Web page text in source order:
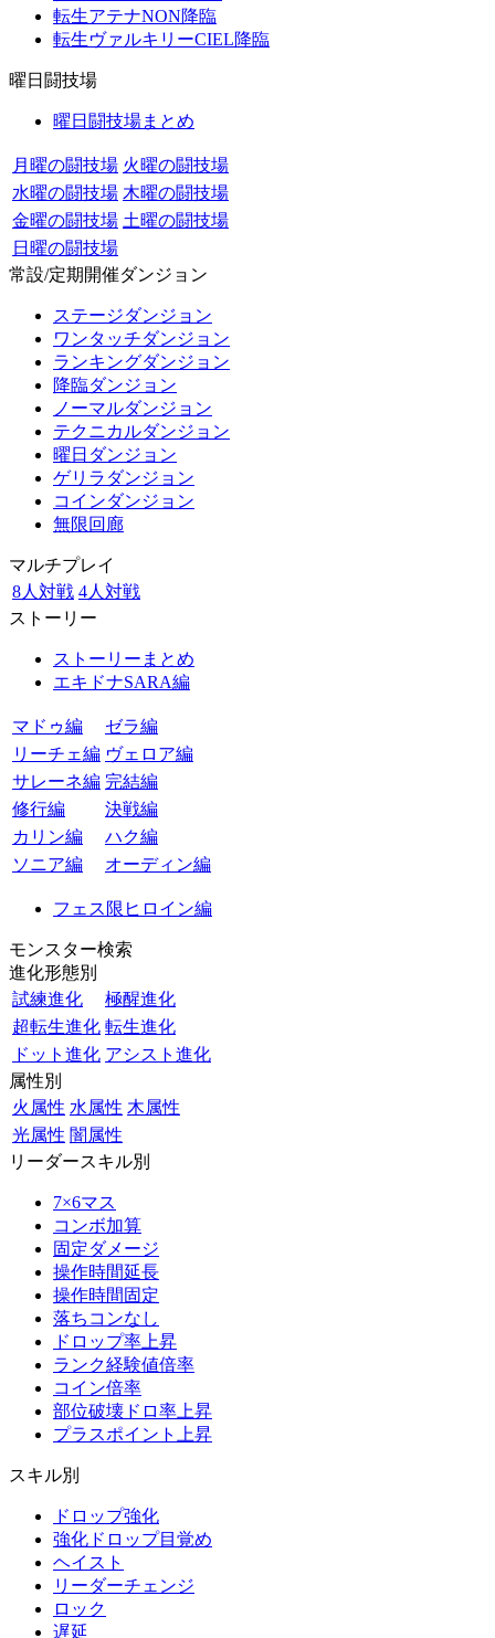
転生アテナNON降臨
転生ヴァルキリーCIEL降臨
曜日闘技場
曜日闘技場まとめ
月曜の闘技場 火曜の闘技場
水曜の闘技場 木曜の闘技場
金曜の闘技場 土曜の闘技場
日曜の闘技場
常設/定期開催ダンジョン
ステージダンジョン
ワンタッチダンジョン
ランキングダンジョン
降臨ダンジョン
ノーマルダンジョン
テクニカルダンジョン
曜日ダンジョン
ゲリラダンジョン
コインダンジョン
無限回廊
マルチプレイ
8人対戦 4人対戦
ストーリー
ストーリーまとめ
エキドナSARA編
マドゥ編
ゼラ編
リーチェ編 ヴェロア編
サレーネ編 完結編
修行編
決戦編
カリン編
ハク編
ソニア編
オーディン編
フェス限ヒロイン編
モンスター検索
進化形態別
試練進化
極醒進化
超転生進化 転生進化
ドット進化 アシスト進化
属性別
火属性 水属性 木属性
光属性 闇属性
リーダースキル別
7×6マス
コンボ加算
固定ダメージ
操作時間延長
操作時間固定
落ちコンなし
ドロップ率上昇
ランク経験値倍率
コイン倍率
部位破壊ドロ率上昇
プラスポイント上昇
スキル別
ドロップ強化
強化ドロップ目覚め
ヘイスト
リーダーチェンジ
ロック
遅延